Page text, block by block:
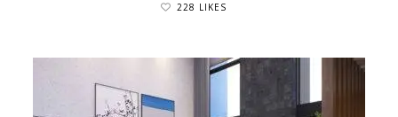
228 LIKES